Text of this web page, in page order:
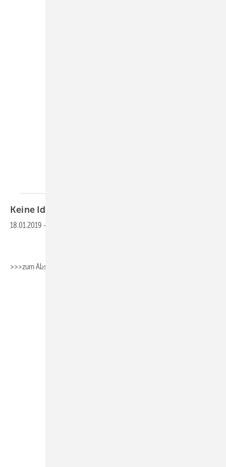
Keine Idee fürs Berichtsheft? Wir haben
18.01.2019 -
>>>zumAbsaugen>>>Fachbericht_Heizungstechnik